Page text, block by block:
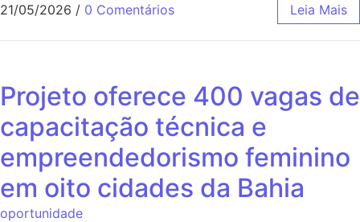
21/05/2026 / 0 Comentários Leia Mais
Projeto oferece 400 vagas de
capacitação técnica e
empreendedorismo feminino
em oito cidades da Bahia
oportunidade